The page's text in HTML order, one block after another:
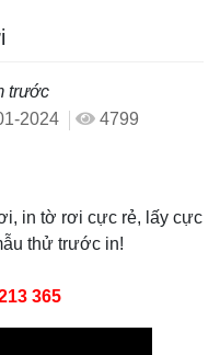
trước
2024 4799
in tờ rơi cực rẻ, lấy cực
thử trước in!
365